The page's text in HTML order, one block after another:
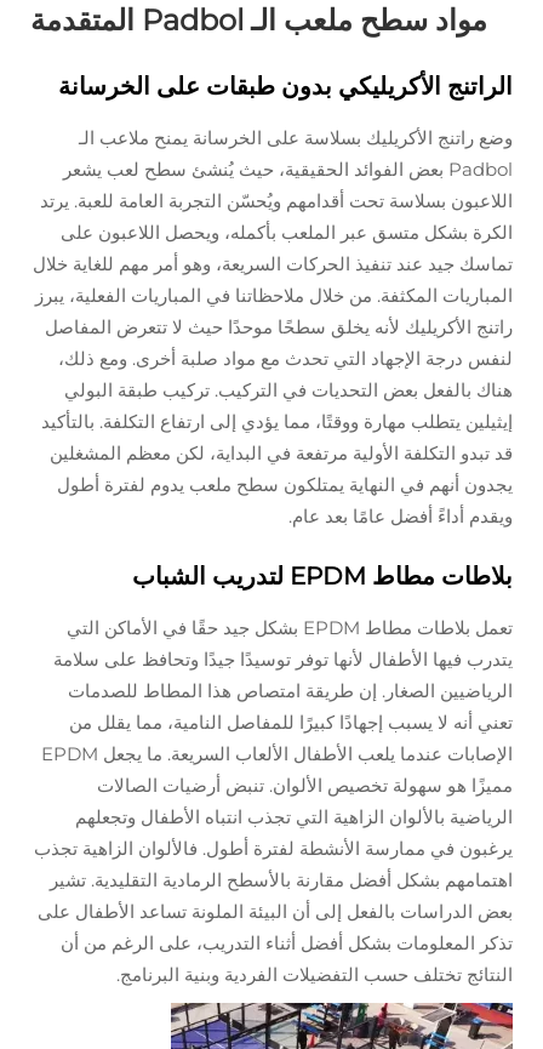
مواد سطح ملعب الـ Padbol المتقدمة
الراتنج الأكريليكي بدون طبقات على الخرسانة
وضع راتنج الأكريليك بسلاسة على الخرسانة يمنح ملاعب الـ
Padbol بعض الفوائد الحقيقية، حيث يُنشئ سطح لعب يشعر
اللاعبون بسلاسة تحت أقدامهم ويُحسّن التجربة العامة للعبة. يرتد
الكرة بشكل متسق عبر الملعب بأكمله، ويحصل اللاعبون على
تماسك جيد عند تنفيذ الحركات السريعة، وهو أمر مهم للغاية خلال
المباريات المكثفة. من خلال ملاحظاتنا في المباريات الفعلية، يبرز
راتنج الأكريليك لأنه يخلق سطحًا موحدًا حيث لا تتعرض المفاصل
لنفس درجة الإجهاد التي تحدث مع مواد صلبة أخرى. ومع ذلك،
هناك بالفعل بعض التحديات في التركيب. تركيب طبقة البولي
إيثيلين يتطلب مهارة ووقتًا، مما يؤدي إلى ارتفاع التكلفة. بالتأكيد
قد تبدو التكلفة الأولية مرتفعة في البداية، لكن معظم المشغلين
يجدون أنهم في النهاية يمتلكون سطح ملعب يدوم لفترة أطول
ويقدم أداءً أفضل عامًا بعد عام.
بلاطات مطاط EPDM لتدريب الشباب
تعمل بلاطات مطاط EPDM بشكل جيد حقًا في الأماكن التي
يتدرب فيها الأطفال لأنها توفر توسيدًا جيدًا وتحافظ على سلامة
الرياضيين الصغار. إن طريقة امتصاص هذا المطاط للصدمات
تعني أنه لا يسبب إجهادًا كبيرًا للمفاصل النامية، مما يقلل من
الإصابات عندما يلعب الأطفال الألعاب السريعة. ما يجعل EPDM
مميزًا هو سهولة تخصيص الألوان. تنبض أرضيات الصالات
الرياضية بالألوان الزاهية التي تجذب انتباه الأطفال وتجعلهم
يرغبون في ممارسة الأنشطة لفترة أطول. فالألوان الزاهية تجذب
اهتمامهم بشكل أفضل مقارنة بالأسطح الرمادية التقليدية. تشير
بعض الدراسات بالفعل إلى أن البيئة الملونة تساعد الأطفال على
تذكر المعلومات بشكل أفضل أثناء التدريب، على الرغم من أن
النتائج تختلف حسب التفضيلات الفردية وبنية البرنامج.